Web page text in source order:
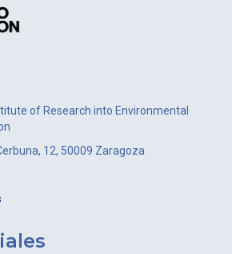
of Research into Environmental
12, 50009 Zaragoza